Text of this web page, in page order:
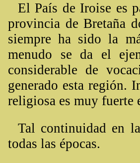
El País de Iroise es
provincia de Bretaña
siempre ha sido la
menudo se da el
considerable de
generado esta región.
religiosa es muy fuerte
Tal continuidad en
todas las épocas.